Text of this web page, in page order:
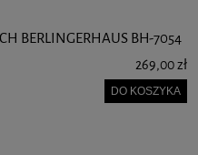
BERLINGERHAUS BH-7054
269,00 zł
DO KOSZYKA